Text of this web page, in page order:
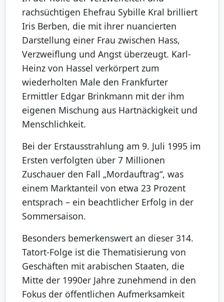
rachsüchtigen Ehefrau Sybille Kral brilliert
Iris Berben, die mit ihrer nuancierten
Darstellung einer Frau zwischen Hass,
Verzweiflung und Angst überzeugt. Karl-
Heinz von Hassel verkörpert zum
wiederholten Male den Frankfurter
Ermittler Edgar Brinkmann mit der ihm
eigenen Mischung aus Hartnäckigkeit und
Menschlichkeit.
Bei der Erstausstrahlung am 9. Juli 1995 im
Ersten verfolgten über 7 Millionen
Zuschauer den Fall „Mordauftrag“, was
einem Marktanteil von etwa 23 Prozent
entsprach – ein beachtlicher Erfolg in der
Sommersaison.
Besonders bemerkenswert an dieser 314.
Tatort-Folge ist die Thematisierung von
Geschäften mit arabischen Staaten, die
Mitte der 1990er Jahre zunehmend in den
Fokus der öffentlichen Aufmerksamkeit